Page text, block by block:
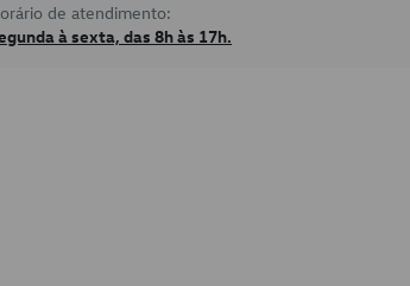
de atendimento:
à sexta, das 8h às 17h.